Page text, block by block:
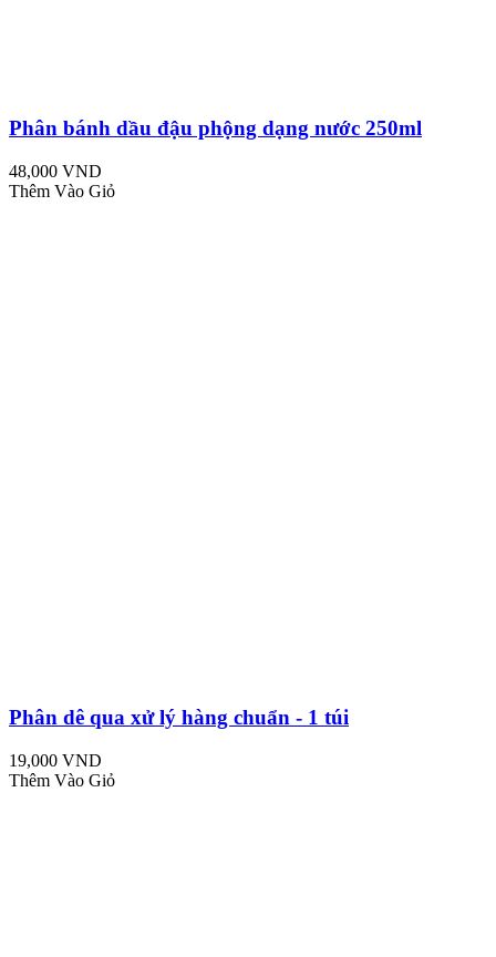
Phân bánh dầu đậu phộng dạng nước 250ml
48,000 VND
Thêm Vào Giỏ
Phân dê qua xử lý hàng chuẩn - 1 túi
19,000 VND
Thêm Vào Giỏ